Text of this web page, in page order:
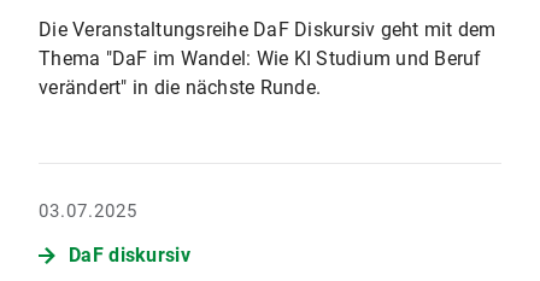
Die Veranstaltungsreihe DaF Diskursiv geht mit dem
Thema "DaF im Wandel: Wie KI Studium und Beruf
verändert" in die nächste Runde.
03.07.2025
DaF diskursiv